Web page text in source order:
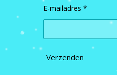
E-mailadres *
Verzenden